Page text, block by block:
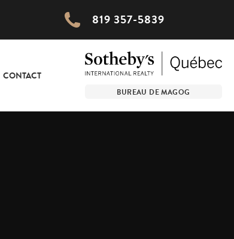
819 357-5839
CONTACT
BUREAU DE MAGOG